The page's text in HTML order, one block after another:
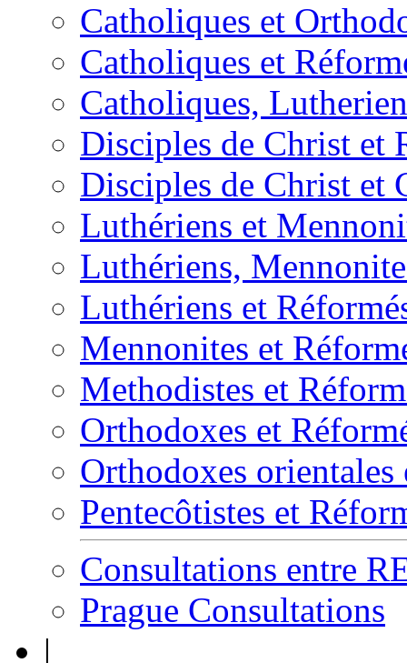
Catholiques et
Catholiques et
Catholiques,
Disciples de Christ et
Disciples de Christ et
Luthériens et
Luthériens,
Luthériens et
Mennonites et
Methodistes et
Orthodoxes et
Orthodoxes orientales
Pentecôtistes et
Consultations entre
Prague Consultations
|